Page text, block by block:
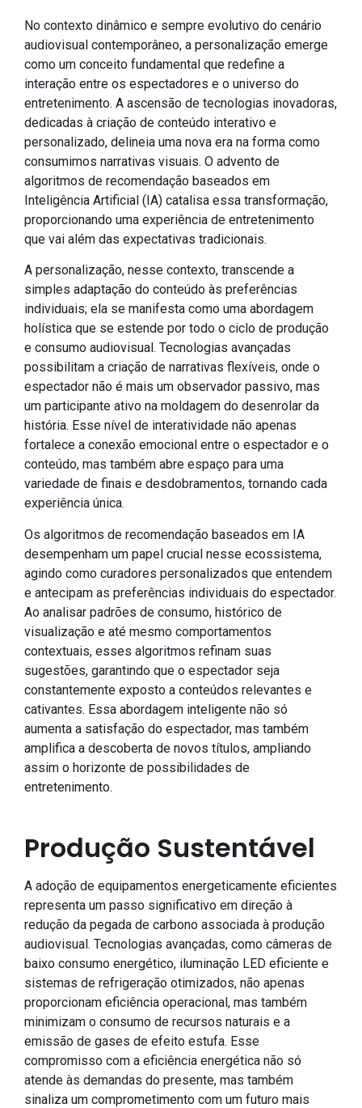
No contexto dinâmico e sempre evolutivo do cenário
audiovisual contemporâneo, a personalização emerge
como um conceito fundamental que redefine a
interação entre os espectadores e o universo do
entretenimento. A ascensão de tecnologias inovadoras,
dedicadas à criação de conteúdo interativo e
personalizado, delineia uma nova era na forma como
consumimos narrativas visuais. O advento de
algoritmos de recomendação baseados em
Inteligência Artificial (IA) catalisa essa transformação,
proporcionando uma experiência de entretenimento
que vai além das expectativas tradicionais.
A personalização, nesse contexto, transcende a
simples adaptação do conteúdo às preferências
individuais; ela se manifesta como uma abordagem
holística que se estende por todo o ciclo de produção
e consumo audiovisual. Tecnologias avançadas
possibilitam a criação de narrativas flexíveis, onde o
espectador não é mais um observador passivo, mas
um participante ativo na moldagem do desenrolar da
história. Esse nível de interatividade não apenas
fortalece a conexão emocional entre o espectador e o
conteúdo, mas também abre espaço para uma
variedade de finais e desdobramentos, tornando cada
experiência única.
Os algoritmos de recomendação baseados em IA
desempenham um papel crucial nesse ecossistema,
agindo como curadores personalizados que entendem
e antecipam as preferências individuais do espectador.
Ao analisar padrões de consumo, histórico de
visualização e até mesmo comportamentos
contextuais, esses algoritmos refinam suas
sugestões, garantindo que o espectador seja
constantemente exposto a conteúdos relevantes e
cativantes. Essa abordagem inteligente não só
aumenta a satisfação do espectador, mas também
amplifica a descoberta de novos títulos, ampliando
assim o horizonte de possibilidades de
entretenimento.
Produção Sustentável
A adoção de equipamentos energeticamente eficientes
representa um passo significativo em direção à
redução da pegada de carbono associada à produção
audiovisual. Tecnologias avançadas, como câmeras de
baixo consumo energético, iluminação LED eficiente e
sistemas de refrigeração otimizados, não apenas
proporcionam eficiência operacional, mas também
minimizam o consumo de recursos naturais e a
emissão de gases de efeito estufa. Esse
compromisso com a eficiência energética não só
atende às demandas do presente, mas também
sinaliza um comprometimento com um futuro mais